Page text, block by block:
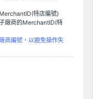
特店編號)
廠商的MerchantID(特
商編號，以避免操作失